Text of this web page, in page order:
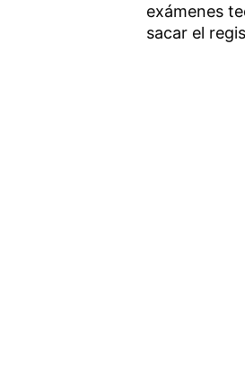
exámenes
sacar el